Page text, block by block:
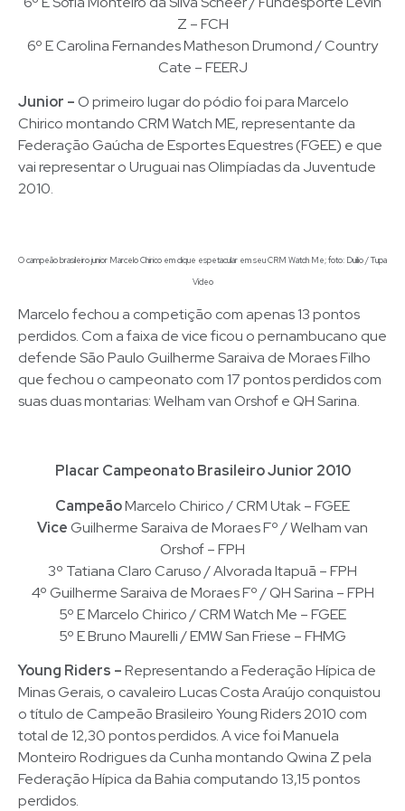
Z – FCH
6º E Carolina Fernandes Matheson Drumond / Country
Cate – FEERJ
Junior –O primeiro lugar do pódio foi para Marcelo
Chirico montando CRM Watch ME, representante da
Federação Gaúcha de Esportes Equestres (FGEE) e que
vai representar o Uruguai nas Olimpíadas da Juventude
2010.
O campeão brasileiro junior Marcelo Chirico em clique espetacular em seu CRM Watch Me; foto: Duílio / Tupa
Vídeo
Marcelo fechou a competição com apenas 13 pontos
perdidos. Com a faixa de vice ficou o pernambucano que
defende São Paulo Guilherme Saraiva de Moraes Filho
que fechou o campeonato com 17 pontos perdidos com
suas duas montarias: Welham van Orshof e QH Sarina.
Placar Campeonato Brasileiro Junior 2010
CampeãoMarcelo Chirico / CRM Utak – FGEE
ViceGuilherme Saraiva de Moraes Fº / Welham van
Orshof – FPH
3º Tatiana Claro Caruso / Alvorada Itapuã – FPH
4º Guilherme Saraiva de Moraes Fº / QH Sarina – FPH
5º E Marcelo Chirico / CRM Watch Me – FGEE
5º E Bruno Maurelli / EMW San Friese – FHMG
Young Riders –Representando a Federação Hípica de
Minas Gerais, o cavaleiro Lucas Costa Araújo conquistou
o título de Campeão Brasileiro Young Riders 2010 com
total de 12,30 pontos perdidos. A vice foi Manuela
Monteiro Rodrigues da Cunha montando Qwina Z pela
Federação Hípica da Bahia computando 13,15 pontos
perdidos.